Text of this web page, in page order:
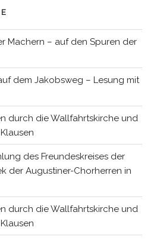
Machern – auf den Spuren der
dem Jakobsweg – Lesung mit
durch die Wallfahrtskirche und
des Freundeskreises der
der Augustiner-Chorherren in
durch die Wallfahrtskirche und